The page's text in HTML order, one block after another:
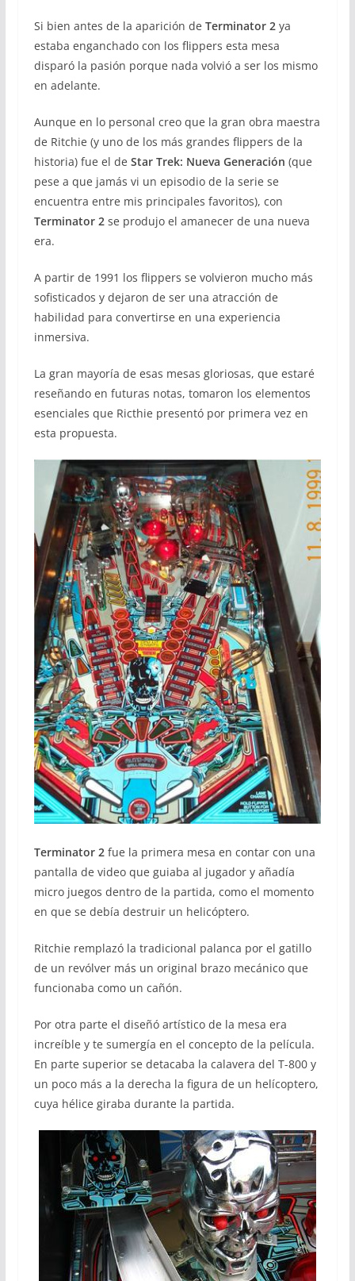
Si bien antes de la aparición de Terminator 2ya
estaba enganchado con los flippers esta mesa
disparó la pasión porque nada volvió a ser los mismo
en adelante.
Aunque en lo personal creo que la gran obra maestra
de Ritchie (y uno de los más grandes flippers de la
historia) fue el de Star Trek: Nueva Generación (que
pese a que jamás vi un episodio de la serie se
encuentra entre mis principales favoritos), con
Terminator 2se produjo el amanecer de una nueva
era.
A partir de 1991 los flippers se volvieron mucho más
sofisticados y dejaron de ser una atracción de
habilidad para convertirse en una experiencia
inmersiva.
La gran mayoría de esas mesas gloriosas, que estaré
reseñando en futuras notas, tomaron los elementos
esenciales que Ricthie presentó por primera vez en
esta propuesta.
Terminator 2fue la primera mesa en contar con una
pantalla de video que guiaba al jugador y añadía
micro juegos dentro de la partida, como el momento
en que se debía destruir un helicóptero.
Ritchie remplazó la tradicional palanca por el gatillo
de un revólver más un original brazo mecánico que
funcionaba como un cañón.
Por otra parte el diseñó artístico de la mesa era
increíble y te sumergía en el concepto de la película.
En parte superior se detacaba la calavera del T-800 y
un poco más a la derecha la figura de un helícoptero,
cuya hélice giraba durante la partida.